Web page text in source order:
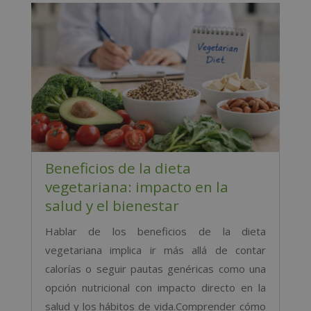
Beneficios de la dieta
vegetariana: impacto en la
salud y el bienestar
Hablar de los beneficios de la dieta
vegetariana implica ir más allá de contar
calorías o seguir pautas genéricas como una
opción nutricional con impacto directo en la
salud y los hábitos de vida.Comprender cómo